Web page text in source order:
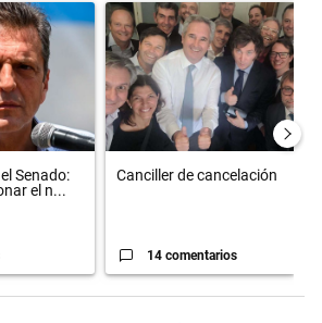
con el título "Negociaciones en el
Senado:
el n...
Un artículo de tendencia con el
Canciller de cancelación
14 comentarios